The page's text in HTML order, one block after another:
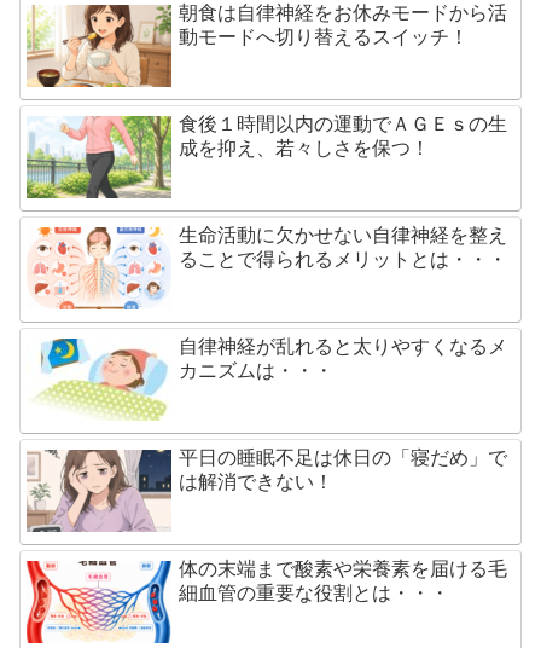
朝食は自律神経をお休みモードから活
動モードへ切り替えるスイッチ！
食後１時間以内の運動でＡＧＥｓの生
成を抑え、若々しさを保つ！
生命活動に欠かせない自律神経を整え
ることで得られるメリットとは・・・
自律神経が乱れると太りやすくなるメ
カニズムは・・・
平日の睡眠不足は休日の「寝だめ」で
は解消できない！
体の末端まで酸素や栄養素を届ける毛
細血管の重要な役割とは・・・